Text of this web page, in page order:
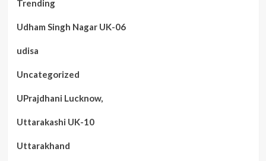
Trending
Udham Singh Nagar UK-06
udisa
Uncategorized
UPrajdhani Lucknow,
Uttarakashi UK-10
Uttarakhand